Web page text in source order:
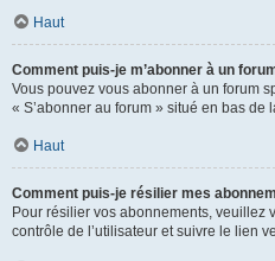
Haut
Comment puis-je m’abonner à un
Vous pouvez vous abonner à un forum
« S’abonner au forum » situé en bas de
Haut
Comment puis-je résilier mes
Pour résilier vos abonnements, veuillez
contrôle de l’utilisateur et suivre le lien